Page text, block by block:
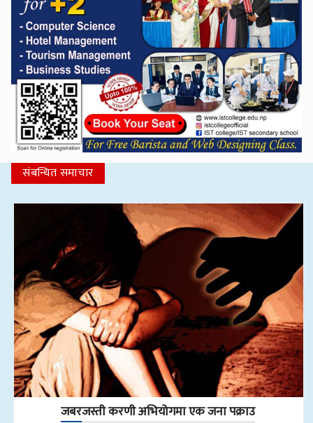
संबन्धित समाचार
जबरजस्ती करणी अभियोगमा एक जना पक्राउ